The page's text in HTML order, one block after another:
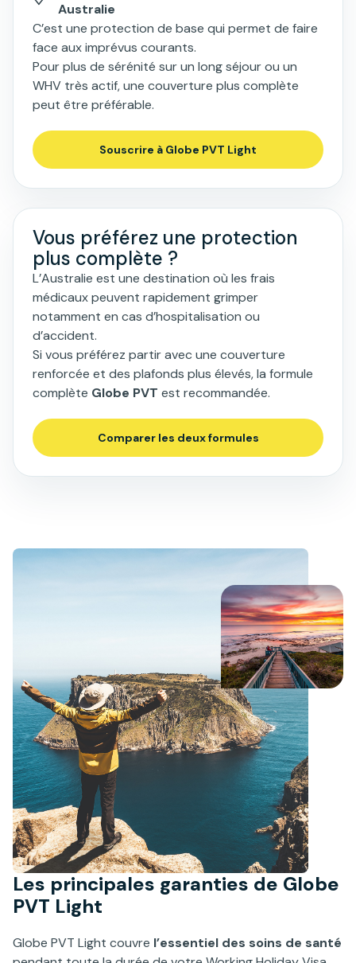
Australie
C’est une protection de base qui permet de faire
face aux imprévus courants.
Pour plus de sérénité sur un long séjour ou un
WHV très actif, une couverture plus complète
peut être préférable.
Souscrire à Globe PVT Light
Vous préférez une protection
plus complète ?
L’Australie est une destination où les frais
médicaux peuvent rapidement grimper
notamment en cas d’hospitalisation ou
d’accident.
Si vous préférez partir avec une couverture
renforcée et des plafonds plus élevés, la formule
complète Globe PVT est recommandée.
Comparer les deux formules
Les principales garanties de Globe
PVT Light
Globe PVT Light couvre l’essentiel des soins de santé